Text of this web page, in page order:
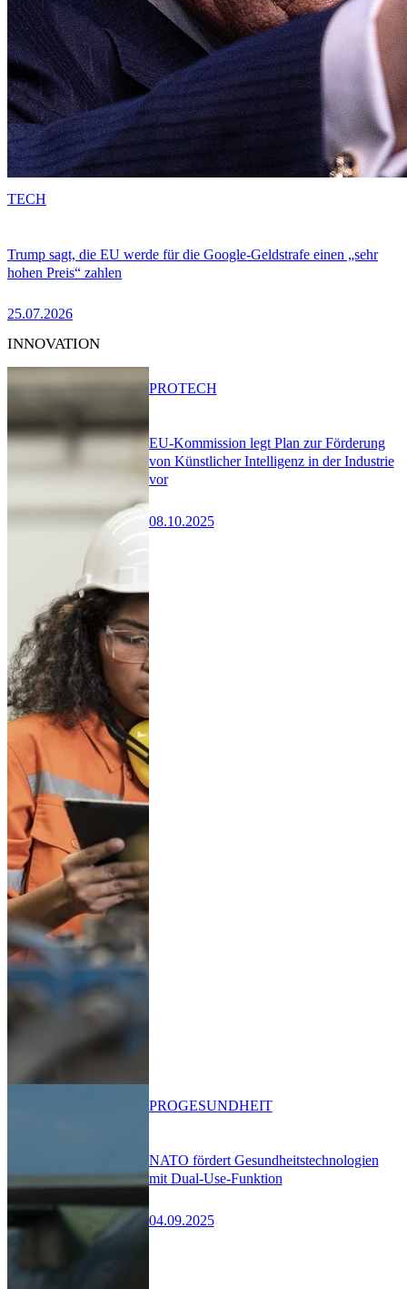
Trump sagt, die EU werde für die Google-Geldstrafe einen „sehr
hohen Preis“ zahlen
25.07.2026
TECH
INNOVATION
EU-Kommission legt Plan zur Förderung
von Künstlicher Intelligenz in der Industrie
vor
08.10.2025
PROTECH
NATO fördert Gesundheitstechnologien
mit Dual-Use-Funktion
04.09.2025
PROGESUNDHEIT